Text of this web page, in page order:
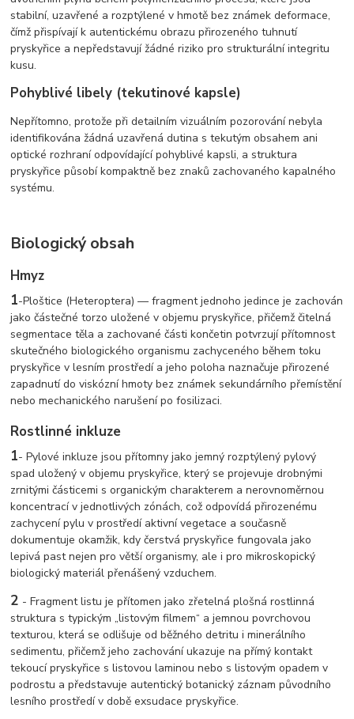
stabilní, uzavřené a rozptýlené v hmotě bez známek deformace,
čímž přispívají k autentickému obrazu přirozeného tuhnutí
pryskyřice a nepředstavují žádné riziko pro strukturální integritu
kusu.
Pohyblivé libely (tekutinové kapsle)
Nepřítomno, protože při detailním vizuálním pozorování nebyla
identifikována žádná uzavřená dutina s tekutým obsahem ani
optické rozhraní odpovídající pohyblivé kapsli, a struktura
pryskyřice působí kompaktně bez znaků zachovaného kapalného
systému.
Biologický obsah
Hmyz
1-Ploštice (Heteroptera) — fragment jednoho jedince je zachován
jako částečné torzo uložené v objemu pryskyřice, přičemž čitelná
segmentace těla a zachované části končetin potvrzují přítomnost
skutečného biologického organismu zachyceného během toku
pryskyřice v lesním prostředí a jeho poloha naznačuje přirozené
zapadnutí do viskózní hmoty bez známek sekundárního přemístění
nebo mechanického narušení po fosilizaci.
Rostlinné inkluze
1- Pylové inkluze jsou přítomny jako jemný rozptýlený pylový
spad uložený v objemu pryskyřice, který se projevuje drobnými
zrnitými částicemi s organickým charakterem a nerovnoměrnou
koncentrací v jednotlivých zónách, což odpovídá přirozenému
zachycení pylu v prostředí aktivní vegetace a současně
dokumentuje okamžik, kdy čerstvá pryskyřice fungovala jako
lepivá past nejen pro větší organismy, ale i pro mikroskopický
biologický materiál přenášený vzduchem.
2 - Fragment listu je přítomen jako zřetelná plošná rostlinná
struktura s typickým „listovým filmem“ a jemnou povrchovou
texturou, která se odlišuje od běžného detritu i minerálního
sedimentu, přičemž jeho zachování ukazuje na přímý kontakt
tekoucí pryskyřice s listovou laminou nebo s listovým opadem v
podrostu a představuje autentický botanický záznam původního
lesního prostředí v době exsudace pryskyřice.